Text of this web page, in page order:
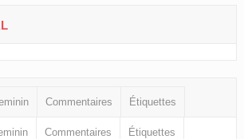
Commentaires Étiquettes
Commentaires Étiquettes